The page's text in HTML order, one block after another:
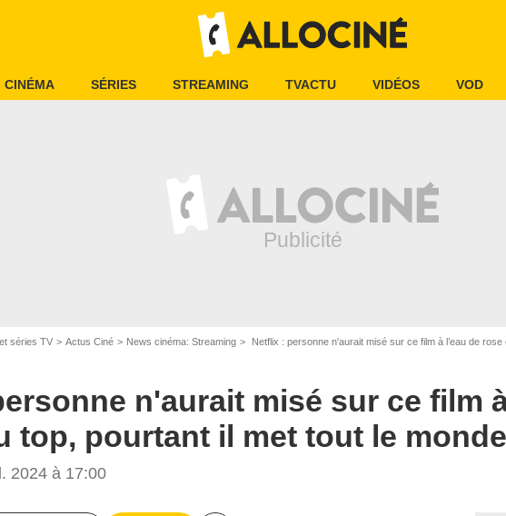
CINÉMA SÉRIES STREAMING TVACTU VIDÉOS VOD
séries TV Actus Ciné News cinéma: Streaming Netflix : personne n'aurait misé sur ce film à l’eau de
n'aurait misé sur ce film
top, pourtant il met tout le
2024 à 17:00